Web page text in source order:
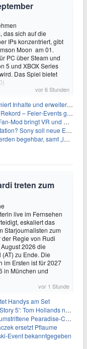
das sich auf die
IPs konzentriert, gibt
Moon am 01.
PC über Steam und
5 und XBOX Series
Das Spiel bietet
vor 6 Stunden
und erweitert Treasure Access
– Feier‑Events gestartet
und Ego-Perspektive nach Kanto
neue Einnahmequellen prüfen
samt „lebensgroßem Leon“
treten zum
live im Fernsehen
eskaliert das
Starjournalisten zum
Regie von Rudi
2026 die
zu Ende. Die
im Ersten ist für 2027
in München und
vor 1 Stunde
Handys am Set
neuer Film bricht alle Rekorde
Pearadise-Community
ersetzt Pflaume
Event bekanntgegeben